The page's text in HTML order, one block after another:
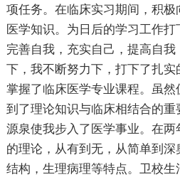
项任务。在临床实习期间，积极
医学知识。为日后的学习工作
完善自我，充实自己，提高自
下，我不断努力下，打下了扎
掌握了临床医学专业课程。虽
到了理论知识与临床相结合的
源泉使我步入了医学事业。在
的理论，从有到无，从简单到
结构，生理病理等特点。卫校